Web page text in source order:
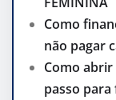
Como
não pagar
Como abrir
passo